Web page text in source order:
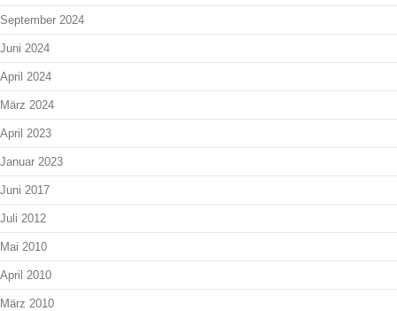
September 2024
Juni 2024
April 2024
März 2024
April 2023
Januar 2023
Juni 2017
Juli 2012
Mai 2010
April 2010
März 2010